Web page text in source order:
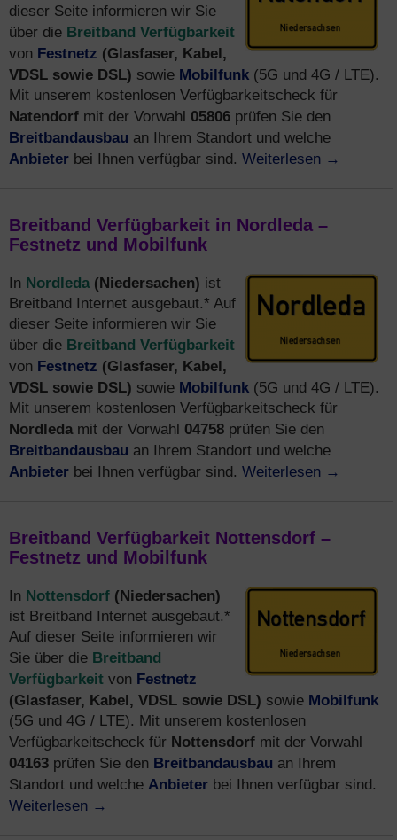
dieser Seite informieren wir Sie
über die Breitband Verfügbarkeit
von Festnetz (Glasfaser, Kabel,
VDSL sowie DSL) sowie Mobilfunk (5G und 4G / LTE).
Mit unserem kostenlosen Verfügbarkeitscheck für
Natendorf mit der Vorwahl 05806 prüfen Sie den
Breitbandausbau an Ihrem Standort und welche
Anbieter bei Ihnen verfügbar sind. Weiterlesen →
Breitband Verfügbarkeit in Nordleda –
Festnetz und Mobilfunk
In Nordleda (Niedersachen) ist
Breitband Internet ausgebaut.* Auf
dieser Seite informieren wir Sie
über die Breitband Verfügbarkeit
von Festnetz (Glasfaser, Kabel,
VDSL sowie DSL) sowie Mobilfunk (5G und 4G / LTE).
Mit unserem kostenlosen Verfügbarkeitscheck für
Nordledamit der Vorwahl 04758 prüfen Sie den
Breitbandausbau an Ihrem Standort und welche
Anbieter bei Ihnen verfügbar sind. Weiterlesen →
Breitband Verfügbarkeit Nottensdorf –
Festnetz und Mobilfunk
In Nottensdorf (Niedersachen)
ist Breitband Internet ausgebaut.*
Auf dieser Seite informieren wir
Sie über die Breitband
Verfügbarkeit von Festnetz
(Glasfaser, Kabel, VDSL sowie DSL) sowie Mobilfunk
(5G und 4G / LTE). Mit unserem kostenlosen
Verfügbarkeitscheck für Nottensdorf mit der Vorwahl
04163 prüfen Sie den Breitbandausbau an Ihrem
Standort und welche Anbieter bei Ihnen verfügbar sind.
Weiterlesen →